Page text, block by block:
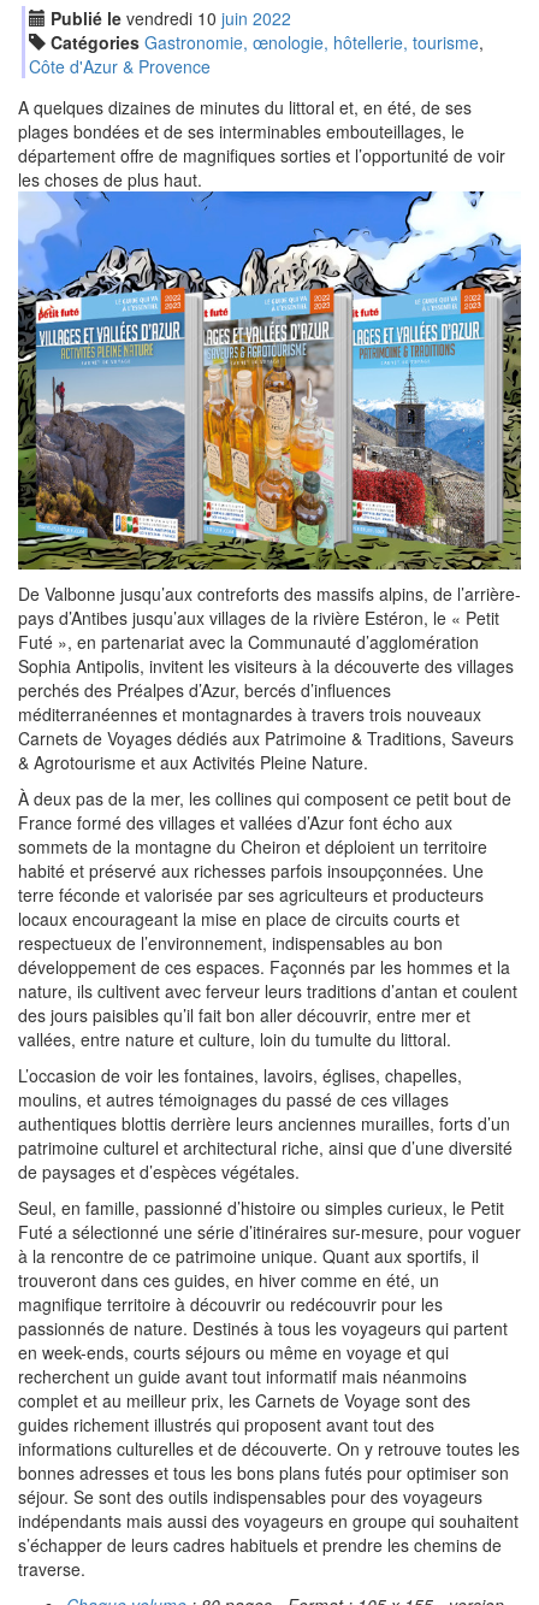
Publié le vendredi 10 juin 2022
Catégories Gastronomie, œnologie, hôtellerie, tourisme,
Côte d'Azur & Provence
A quelques dizaines de minutes du littoral et, en été, de ses
plages bondées et de ses interminables embouteillages, le
département offre de magnifiques sorties et l’opportunité de voir
les choses de plus haut.
De Valbonne jusqu’aux contreforts des massifs alpins, de l’arrière-
pays d’Antibes jusqu’aux villages de la rivière Estéron, le « Petit
Futé », en partenariat avec la Communauté d’agglomération
Sophia Antipolis, invitent les visiteurs à la découverte des villages
perchés des Préalpes d’Azur, bercés d’influences
méditerranéennes et montagnardes à travers trois nouveaux
Carnets de Voyages dédiés aux Patrimoine & Traditions, Saveurs
& Agrotourisme et aux Activités Pleine Nature.
À deux pas de la mer, les collines qui composent ce petit bout de
France formé des villages et vallées d’Azur font écho aux
sommets de la montagne du Cheiron et déploient un territoire
habité et préservé aux richesses parfois insoupçonnées. Une
terre féconde et valorisée par ses agriculteurs et producteurs
locaux encourageant la mise en place de circuits courts et
respectueux de l’environnement, indispensables au bon
développement de ces espaces. Façonnés par les hommes et la
nature, ils cultivent avec ferveur leurs traditions d’antan et coulent
des jours paisibles qu’il fait bon aller découvrir, entre mer et
vallées, entre nature et culture, loin du tumulte du littoral.
L’occasion de voir les fontaines, lavoirs, églises, chapelles,
moulins, et autres témoignages du passé de ces villages
authentiques blottis derrière leurs anciennes murailles, forts d’un
patrimoine culturel et architectural riche, ainsi que d’une diversité
de paysages et d’espèces végétales.
Seul, en famille, passionné d’histoire ou simples curieux, le Petit
Futé a sélectionné une série d’itinéraires sur-mesure, pour voguer
à la rencontre de ce patrimoine unique. Quant aux sportifs, il
trouveront dans ces guides, en hiver comme en été, un
magnifique territoire à découvrir ou redécouvrir pour les
passionnés de nature. Destinés à tous les voyageurs qui partent
en week-ends, courts séjours ou même en voyage et qui
recherchent un guide avant tout informatif mais néanmoins
complet et au meilleur prix, les Carnets de Voyage sont des
guides richement illustrés qui proposent avant tout des
informations culturelles et de découverte. On y retrouve toutes les
bonnes adresses et tous les bons plans futés pour optimiser son
séjour. Se sont des outils indispensables pour des voyageurs
indépendants mais aussi des voyageurs en groupe qui souhaitent
s’échapper de leurs cadres habituels et prendre les chemins de
traverse.